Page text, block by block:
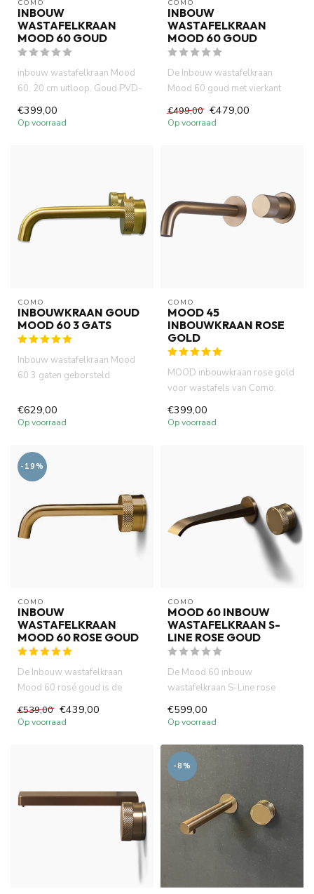
COMO
INBOUW
WASTAFELKRAAN
MOOD 60 GOUD
inbouw wastafelkraan Mood
60. 20 cm uitloop. Goud PVD-
€399,00
Op voorraad
COMO
INBOUW
WASTAFELKRAAN
MOOD 60 GOUD
De Inbouw wastafelkraan
Mood 60 goud met vierkant
volledi...
€499,00 €479,00
Op voorraad
COMO
INBOUWKRAAN GOUD
MOOD 60 3 GATS
Inbouw wastafelkraan Mood
60 3 gaten geborsteld
van ...
€629,00
Op voorraad
COMO
MOOD 45
INBOUWKRAAN ROSE
GOLD
MOOD inbouwkraan rose gold
voor wastafels van Como.
kleu...
€399,00
Op voorraad
-19%
COMO
INBOUW
WASTAFELKRAAN
MOOD 60 ROSE GOUD
De Inbouw wastafelkraan
Mood 60 rosé goud is de
stijlvol...
€539,00 €439,00
Op voorraad
COMO
MOOD 60 INBOUW
WASTAFELKRAAN S-
LINE ROSE GOUD
De Mood 60 inbouw
wastafelkraan S-Line rose
DZR messi...
€599,00
Op voorraad
-8%